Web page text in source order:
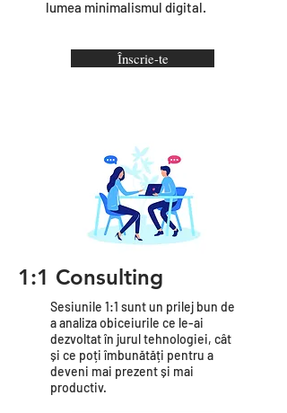
lumea minimalismul digital.
Înscrie-te
1:1 Consulting
Sesiunile 1:1 sunt un prilej bun de
a analiza obiceiurile ce le-ai
dezvoltat în jurul tehnologiei, cât
și ce poți îmbunătăți pentru a
deveni mai prezent și mai
productiv.